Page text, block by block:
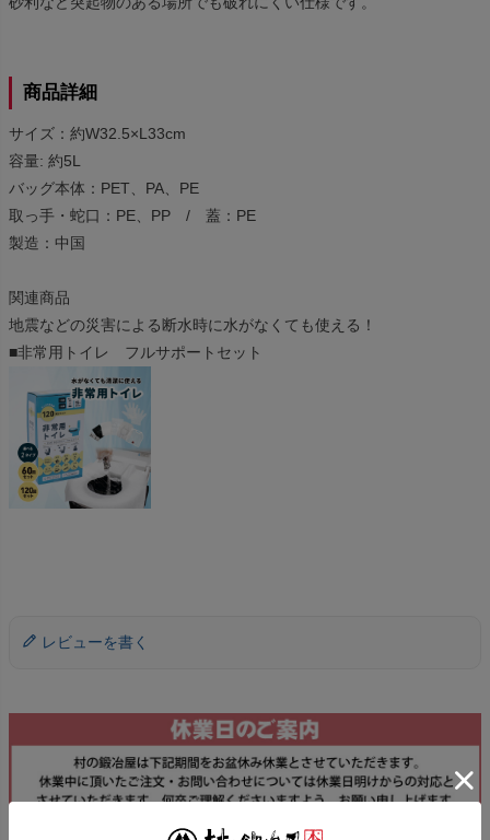
商品詳細
サイズ：約W32.5×L33cm
容量: 約5L
バッグ本体：PET、PA、PE
取っ手・蛇口：PE、PP / 蓋：PE
製造：中国
関連商品
地震などの災害による断水時に水がなくても使える！
■非常用トイレ フルサポートセット
レビューを書く